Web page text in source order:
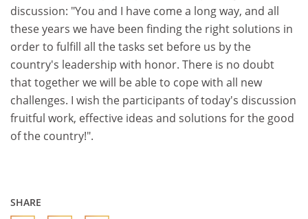
discussion: "You and I have come a long way, and all
these years we have been finding the right solutions in
order to fulfill all the tasks set before us by the
country's leadership with honor. There is no doubt
that together we will be able to cope with all new
challenges. I wish the participants of today's discussion
fruitful work, effective ideas and solutions for the good
of the country!".
SHARE